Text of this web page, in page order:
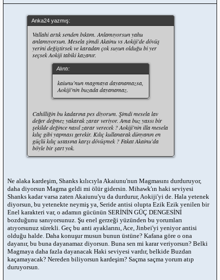
Anka24 yazmış:
Vallahi artık senden bıktım. Anlamıyorsun yahu
anlamıyorsun. Mesela şimdi Akainu vs Aokiji'de dövüş
yerini değiştirsek ve karadan çok suyun olduğu bi yer
seçsek Aokiji tabiki kazanır.
Alıntı:
kaiunu'nun magmaya dayanamazsa,
Aokiji'nin buzada dayanamaz.
Cahilliğin bu kadarına pes diyorum. Şimdi mesela lav
değer değmez yakarak zarar veriyor. Ama buz yassı bir
şekilde değince nasıl zarar verecek ? Aokiji'nin illa mesela
kılıç gibi yapması gerekir. Kılıç kullanarak dünyanın en
güçlü kılıç ustasına karşı dövüşmek ? Fakat Akainu'da
böyle bir şart yok.
Ne alaka kardeşim, Shanks kılıcıyla Akaiunu'nun Magmasını durduruyor,
daha diyorsun Magma geldi mi ölür gidersin. Mihawk'ın haki seviyesi
Shanks kadar varsa zaten Akaiunu'yu da durdurur, Aokiji'yi de. Hala yetenek
diyorsun, bu yetenekte neymiş ya, Seride antisi olupta Ezik Ezik yenilen bir
Enel karakteri var, o adamın gücünün SERİNİN GÜÇ DENGESİNİ
bozduğunu sanıyorsunuz. Şu enel gerzeği yüzünden bu yorumları
atıyorsunuz sürekli. Geç bu anti ayaklarını, Ace, Jinbei'yi yeniyor antisi
olduğu halde. Daha konuşur musun bunun üstüne? Kafana göre o ona
dayanır, bu buna dayanamaz diyorsun. Buna sen mi karar veriyorsun? Belki
Magmaya daha fazla dayanacak Haki seviyesi vardır, belkide Buzdan
kaçamayacak? Nereden biliyorsun kardeşim? Saçma saçma yorum atıp
duruyorsun.